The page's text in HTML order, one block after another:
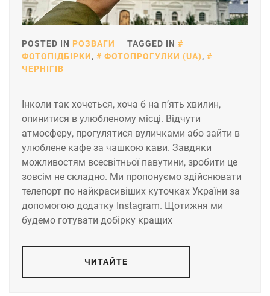
POSTED IN РОЗВАГИ
TAGGED IN
ФОТОПІДБІРКИ, ФОТОПРОГУЛКИ (UA),
ЧЕРНІГІВ
Інколи так хочеться, хоча б на п’ять хвилин,
опинитися в улюбленому місці. Відчути
атмосферу, прогулятися вуличками або зайти в
улюблене кафе за чашкою кави. Завдяки
можливостям всесвітньої павутини, зробити це
зовсім не складно. Ми пропонуємо здійснювати
телепорт по найкрасивіших куточках України за
допомогою додатку Instagram. Щотижня ми
будемо готувати добірку кращих
ЧИТАЙТЕ